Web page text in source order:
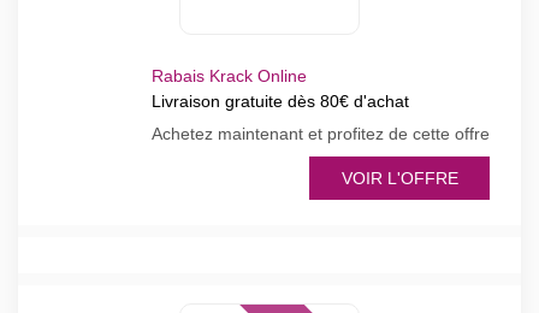
Rabais Krack Online
Livraison gratuite dès 80€ d'achat
Achetez maintenant et profitez de cette offre
VOIR L'OFFRE